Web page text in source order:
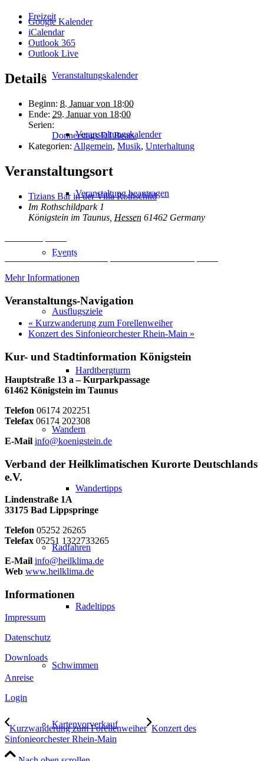
Freizeit
Veranstaltungskalender
Veranstaltungskalender
Veranstaltung beantragen
Events
Ausflugsziele
Hardtbergturm
Wandern
Wandertipps
Radfahren
Radeltipps
Schwimmen
Kartenvorverkauf
Google Kalender
iCalendar
Outlook 365
Outlook Live
Details
Beginn: 8. Januar von 18:00
Ende: 29. Januar von 18:00
Serien:
Donnerstags DJ Beats
Kategorien: Allgemein, Musik, Unterhaltung
Veranstaltungsort
Tizians Bar in der Villa Rothschild
Im Rothschildpark 1
Königstein im Taunus Hessen 61462 Germany
Erforderlichen Service akzeptieren und Inhalte entsperren
Mehr Informationen
Veranstaltungs-Navigation
« Kurzwanderung zum Forellenweiher
Konzert des Sinfonieorchester Rhein-Main »
Kur- und Stadtinformation Königstein
Hauptstraße 13 a – Kurparkpassage
61462 Königstein im Taunus
Telefon 06174 202251
Telefax 06174 202308
E-Mail info@koenigstein.de
Verband der Heilklimatischen Kurorte Deutschlands
e.V.
Lindenstraße 1A
33175 Bad Lippspringe
Telefon 05252 26265
Telefax 05251 1322733265
E-Mail info@heilklima.de
Web www.heilklima.de
Informationen
Impressum
Datenschutz
Downloads
Anreise
Login
Kurzwanderung zum Forellenweiher Konzert des
Sinfonieorchester Rhein-Main